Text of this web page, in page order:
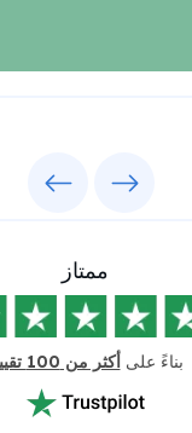
ممتاز
بناءً على أكثر من 100 تقييم